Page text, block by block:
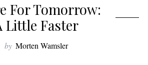
For Tomorrow:
Little Faster
by Morten Wamsler